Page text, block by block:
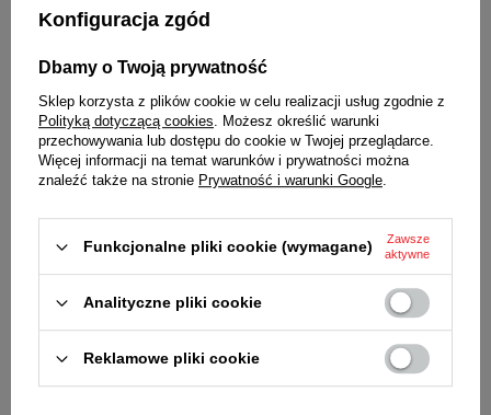
WODOSZCZELNOŚĆ
statycznego) - w zegarku można pływać
SZKIEŁKO
Sferyczne, lekko wypukłe
SZKIEŁKO
KOPERTA
Wysokiej jakości tworzywo sztuczne o dużej
wytrzymałości
Tworzywo sztuczne
Konfiguracja zgód
Dbamy o Twoją prywatność
Sklep korzysta z plików cookie w celu realizacji usług zgodnie z
Polityką dotyczącą cookies. Możesz określić warunki
przechowywania lub dostępu do cookie w Twojej przeglądarce.
Więcej informacji na temat warunków i prywatności można
znaleźć także na stronie Prywatność i warunki Google.
Funkcjonalne pliki cookie (wymagane)
Zawsze
aktywne
Analityczne pliki cookie
Reklamowe pliki cookie